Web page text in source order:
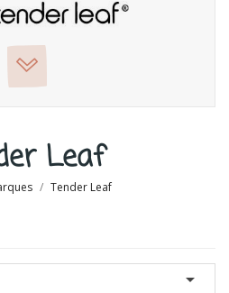
Leaf
Tender Leaf
